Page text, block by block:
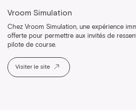
Vroom Simulation
Chez Vroom Simulation, une expérience
offerte pour permettre aux invités de
pilote de course.
Visiter le site